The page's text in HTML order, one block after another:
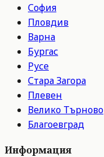
София
Пловдив
Варна
Бургас
Русе
Стара Загора
Плевен
Велико Търново
Благоевград
Информация